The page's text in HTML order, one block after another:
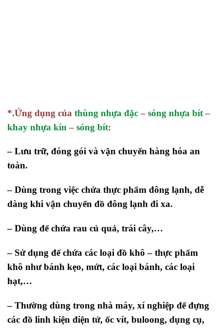
*.Ứng dụng của thùng nhựa đặc– sóng nhựa bít–
khay nhựa kín – sóng bít:
– Lưu trữ, đóng gói và vận chuyển hàng hóa an
toàn.
– Dùng trong việc chứa thực phẩm đông lạnh, dễ
dàng khi vận chuyển đồ đông lạnh đi xa.
– Dùng để chứa rau củ quả, trái cây,…
– Sử dụng để chứa các loại đồ khô – thực phẩm
khô như bánh kẹo, mứt, các loại bánh, các loại
hạt,…
– Thường dùng trong nhà máy, xí nghiệp để đựng
các đồ linh kiện điện tử, ốc vít, buloong, dụng cụ,